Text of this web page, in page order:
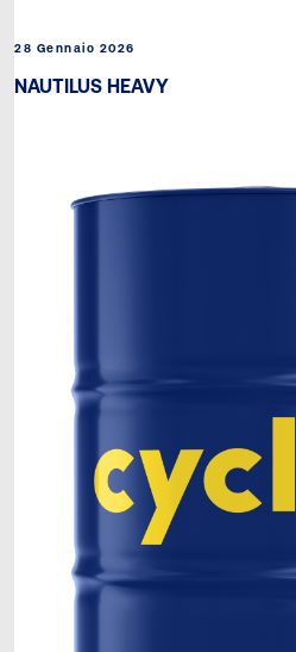
28 Gennaio 2026
NAUTILUS HEAVY